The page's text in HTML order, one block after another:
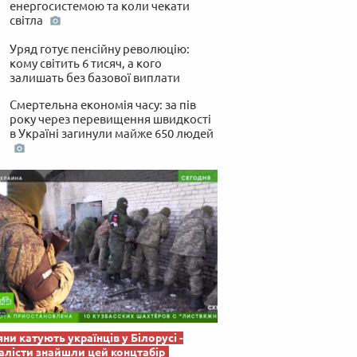
енергосистемою та коли чекати
світла
Уряд готує пенсійну революцію:
кому світить 6 тисяч, а кого
залишать без базової виплати
Смертельна економія часу: за пів
року через перевищення швидкості
в Україні загинули майже 650 людей
катують українців у Білорусі -
знайшли цей концтабір